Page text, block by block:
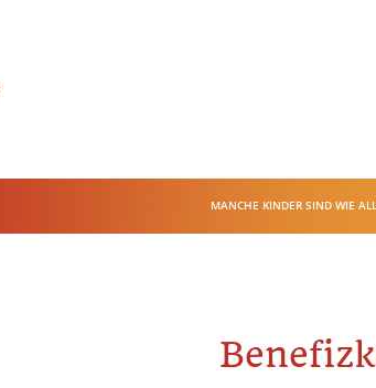
MANCHE KINDER SIND WIE